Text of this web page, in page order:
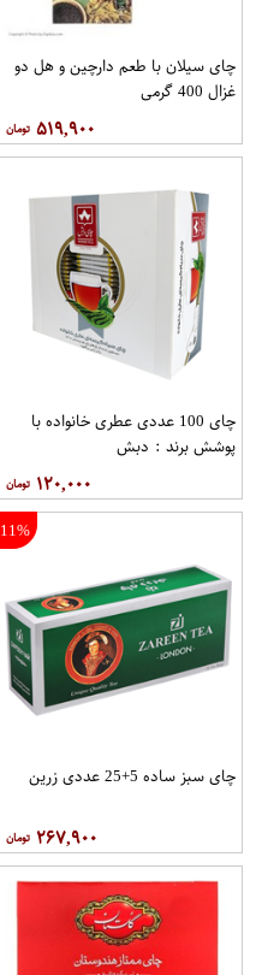
چای سیلان با طعم دارچین و هل دو
غزال 400 گرمی
۵۱۹,۹۰۰
چای 100 عددی عطری خانواده با
پوشش برند : دبش
۱۲۰,۰۰۰
11%
چای سبز ساده 5+25 عددی زرین
۲۶۷,۹۰۰